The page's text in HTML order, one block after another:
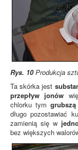
Rys. 10Produkcja
Ta skórka jest
przepływ jonów
chlorku tym
długo pozostawiać
zamienią się w
bez większych